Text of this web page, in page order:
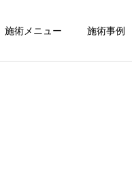
施術メニュー 施術事例